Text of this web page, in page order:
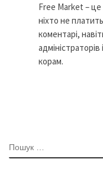
Free Market –
ніхто не
коментарі,
корам.
ПОШУК